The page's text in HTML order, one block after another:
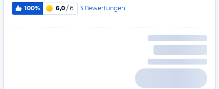
100% 6,0 / 6 3 Bewertungen